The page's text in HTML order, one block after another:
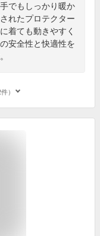
でもしっかり暖か
れたプロテクター
着ても動きやすく
安全性と快適性を
）